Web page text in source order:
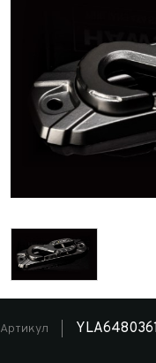
Артикул